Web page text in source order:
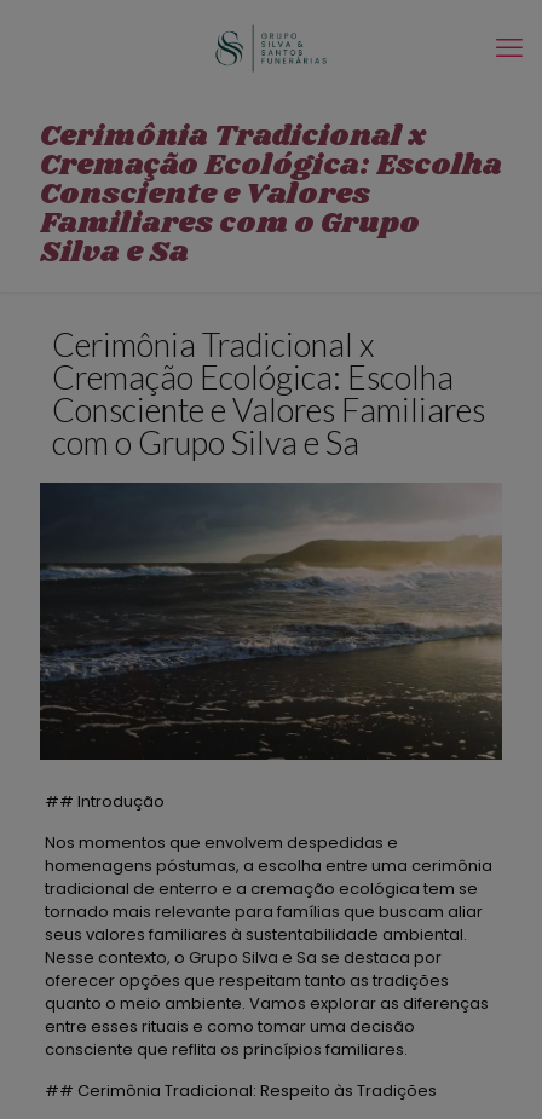
Cerimônia Tradicional x
Cremação Ecológica: Escolha
Consciente e Valores
Familiares com o Grupo
Silva e Sa
Cerimônia Tradicional x
Cremação Ecológica: Escolha
Consciente e Valores Familiares
com o Grupo Silva e Sa
## Introdução
Nos momentos que envolvem despedidas e
homenagens póstumas, a escolha entre uma cerimônia
tradicional de enterro e a cremação ecológica tem se
tornado mais relevante para famílias que buscam aliar
seus valores familiares à sustentabilidade ambiental.
Nesse contexto, o Grupo Silva e Sa se destaca por
oferecer opções que respeitam tanto as tradições
quanto o meio ambiente. Vamos explorar as diferenças
entre esses rituais e como tomar uma decisão
consciente que reflita os princípios familiares.
## Cerimônia Tradicional: Respeito às Tradições